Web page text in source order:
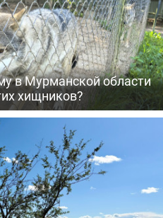
в Мурманской области
хищников?